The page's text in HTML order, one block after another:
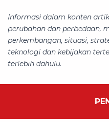
Informasi dalam konten
perubahan dan perbedaan,
perkembangan, situasi,
teknologi dan kebijakan
terlebih dahulu.